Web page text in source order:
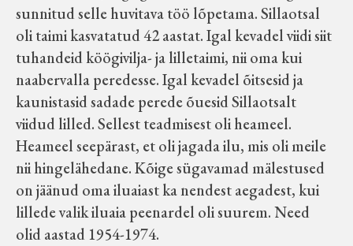
sunnitud selle huvitava töö lõpetama. Sillaotsal
oli taimi kasvatatud 42 aastat. Igal kevadel viidi siit
tuhandeid köögivilja- ja lilletaimi, nii oma kui
naabervalla peredesse. Igal kevadel õitsesid ja
kaunistasid sadade perede õuesid Sillaotsalt
viidud lilled. Sellest teadmisest oli heameel.
Heameel seepärast, et oli jagada ilu, mis oli meile
nii hingelähedane. Kõige sügavamad mälestused
on jäänud oma iluaiast ka nendest aegadest, kui
lillede valik iluaia peenardel oli suurem. Need
olid aastad 1954-1974.